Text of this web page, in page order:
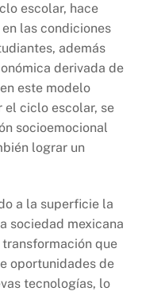
escolar, hace
las condiciones
además
derivada de
este modelo
el ciclo escolar, se
socioemocional
lograr un
a la superficie la
sociedad mexicana
que
oportunidades de
tecnologías, lo